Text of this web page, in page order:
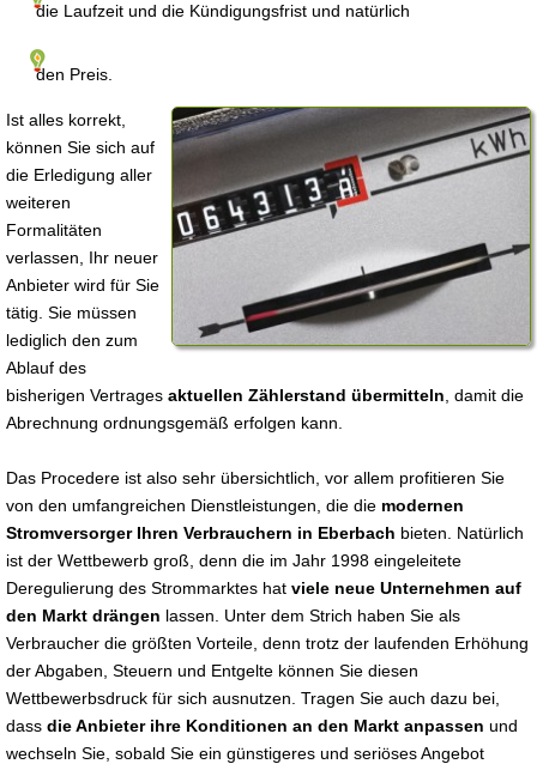
die Laufzeit und die Kündigungsfrist und natürlich
den Preis.
Ist alles korrekt,
können Sie sich auf
die Erledigung aller
weiteren
Formalitäten
verlassen, Ihr neuer
Anbieter wird für Sie
tätig. Sie müssen
lediglich den zum
Ablauf des
bisherigen Vertrages aktuellen Zählerstand übermitteln , damit die
Abrechnung ordnungsgemäß erfolgen kann.
Das Procedere ist also sehr übersichtlich, vor allem profitieren Sie
von den umfangreichen Dienstleistungen, die die modernen
Stromversorger Ihren Verbrauchern in Eberbach bieten. Natürlich
ist der Wettbewerb groß, denn die im Jahr 1998 eingeleitete
Deregulierung des Strommarktes hat viele neue Unternehmen auf
den Markt drängen lassen. Unter dem Strich haben Sie als
Verbraucher die größten Vorteile, denn trotz der laufenden Erhöhung
der Abgaben, Steuern und Entgelte können Sie diesen
Wettbewerbsdruck für sich ausnutzen. Tragen Sie auch dazu bei,
dass die Anbieter ihre Konditionen an den Markt anpassen und
wechseln Sie, sobald Sie ein günstigeres und seriöses Angebot